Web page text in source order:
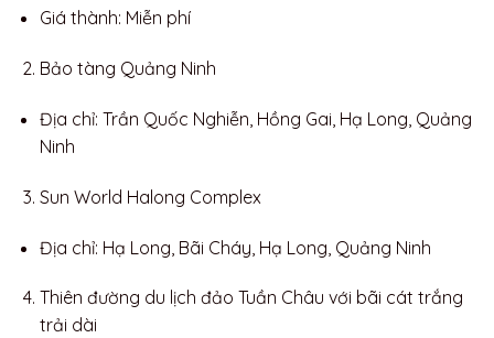
Giá thành: Miễn phí
Bảo tàng Quảng Ninh
Địa chỉ: Trần Quốc Nghiễn, Hồng Gai, Hạ Long, Quảng
Ninh
Sun World Halong Complex
Địa chỉ: Hạ Long, Bãi Cháy, Hạ Long, Quảng Ninh
Thiên đường du lịch đảo Tuần Châu với bãi cát trắng
trải dài